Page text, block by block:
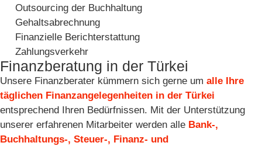
Outsourcing der Buchhaltung
Gehaltsabrechnung
Finanzielle Berichterstattung
Zahlungsverkehr
Finanzberatung in der Türkei
Unsere Finanzberater kümmern sich gerne um alle Ihre
täglichen Finanzangelegenheiten in der Türkei
entsprechend Ihren Bedürfnissen. Mit der Unterstützung
unserer erfahrenen Mitarbeiter werden alle Bank-,
Buchhaltungs-, Steuer-, Finanz- und